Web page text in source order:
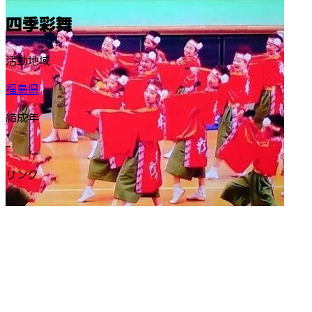
四季彩舞
活動地域
福島県
結成年
-
リンク